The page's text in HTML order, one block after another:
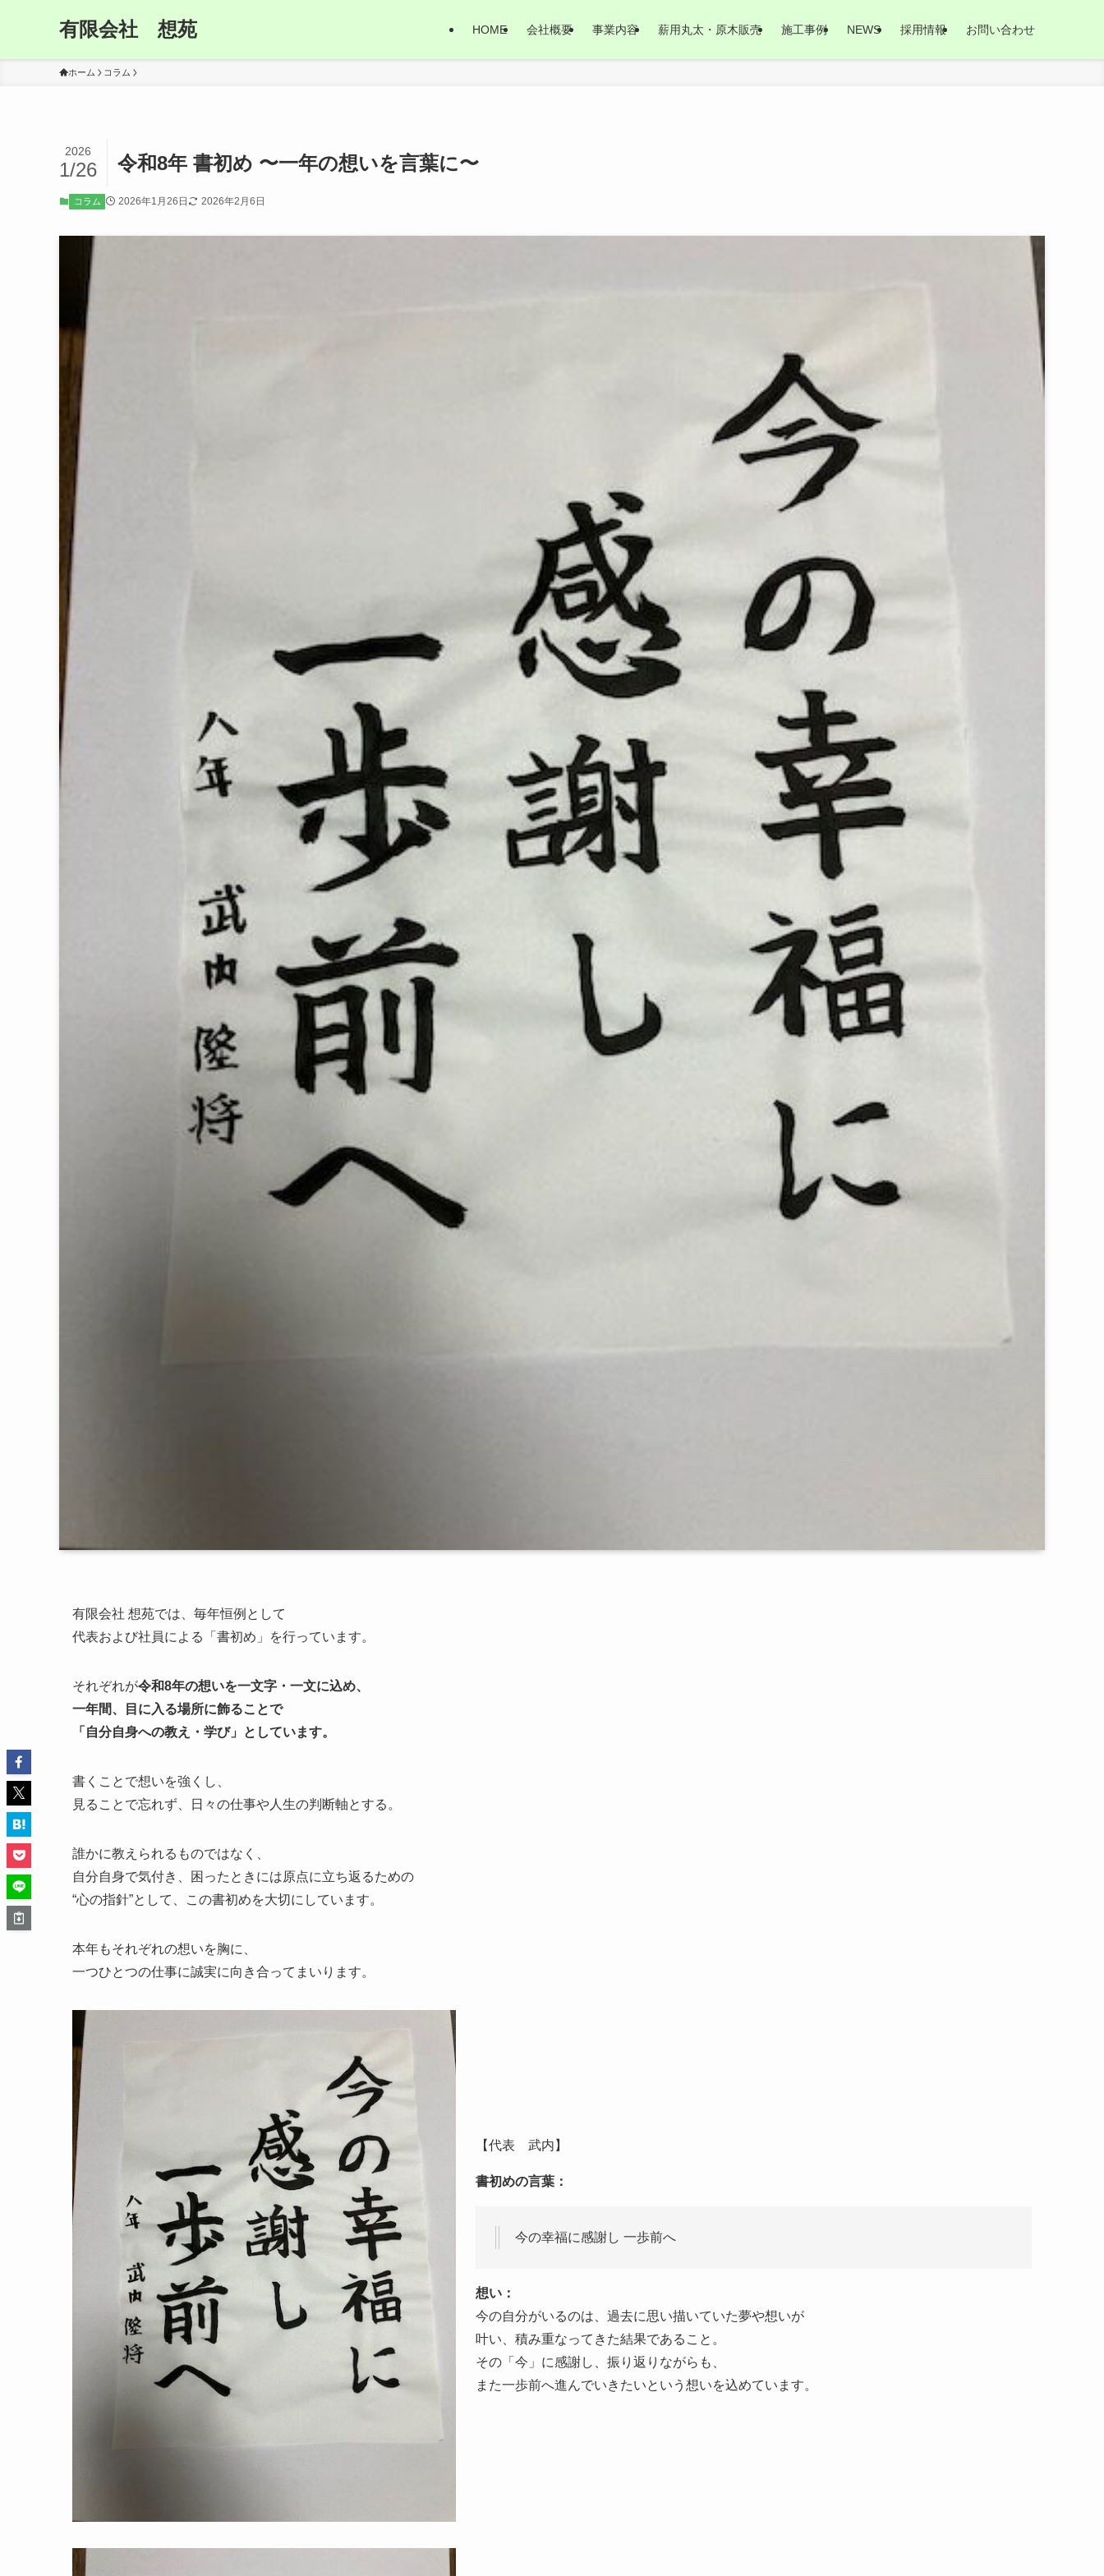
有限会社 想苑 HOME 会社概要 事業内容 薪用丸太・原木販売 施工事例 NEWS 採用情報 お問い合わせ
ホーム コラム
令和8年 書初め 〜一年の想いを言葉に〜
2026
1/26
コラム 2026年1月26日 2026年2月6日
有限会社 想苑では、毎年恒例として
代表および社員による「書初め」を行っています。
それぞれが令和8年の想いを一文字・一文に込め、
一年間、目に入る場所に飾ることで
「自分自身への教え・学び」としています。
書くことで想いを強くし、
見ることで忘れず、日々の仕事や人生の判断軸とする。
誰かに教えられるものではなく、
自分自身で気付き、困ったときには原点に立ち返るための
“心の指針”として、この書初めを大切にしています。
本年もそれぞれの想いを胸に、
一つひとつの仕事に誠実に向き合ってまいります。
【代表 武内】
書初めの言葉：
今の幸福に感謝し 一歩前へ
想い：
今の自分がいるのは、過去に思い描いていた夢や想いが
叶い、積み重なってきた結果であること。
その「今」に感謝し、振り返りながらも、
また一歩前へ進んでいきたいという想いを込めています。